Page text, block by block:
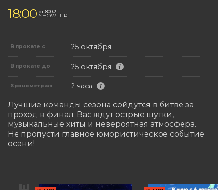
18:00 от 800 ₽
SHOWTUR
В прокате с 25 октября
В прокате до 25 октября
Хронометраж 2 часа
Лучшие команды сезона сойдутся в битве за
проход в финал. Вас ждут острые шутки,
музыкальные хиты и невероятная атмосфера.
Не пропусти главное юмористическое событие
осени!